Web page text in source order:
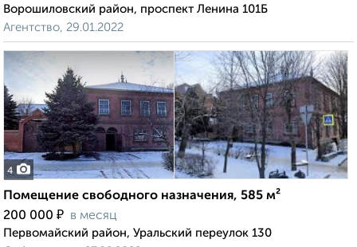
Ворошиловский район, проспект Ленина 101Б
Агентство, 29.01.2022
4
Помещение свободного назначения, 585 м²
200 000 ₽ в месяц
Первомайский район, Уральский переулок 130